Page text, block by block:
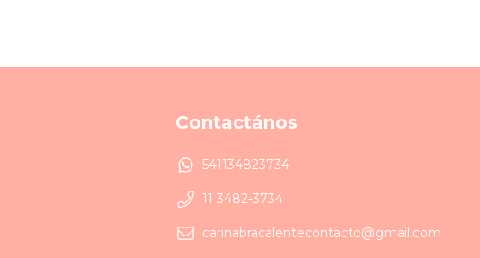
Contactános
541134823734
11 3482-3734
carinabracalentecontacto@gmail.com